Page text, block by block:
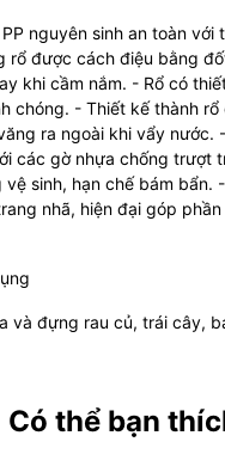
nguyên sinh an toàn với
rổ được cách điệu bằng
khi cầm nắm. - Rổ có
chóng. - Thiết kế thành rổ
ra ngoài khi vẩy nước.
các gờ nhựa chống trượt
sinh, hạn chế bám bẩn.
nhã, hiện đại góp
và đựng rau củ, trái cây,
Có thể bạn